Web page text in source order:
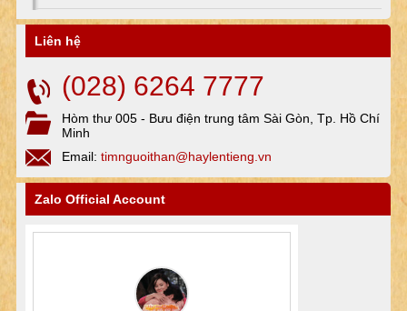
Liên hệ
(028) 6264 7777
Hòm thư 005 - Bưu điện trung tâm Sài Gòn, Tp. Hồ Chí
Minh
Email: timnguoithan@haylentieng.vn
Zalo Official Account